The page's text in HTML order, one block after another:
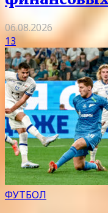
06.08.2026
13
ФУТБОЛ